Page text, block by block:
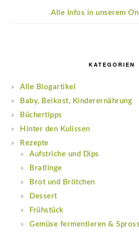
Alle Infos in unserem
KATEGORIEN
Alle Blogartikel
Baby, Beikost, Kinderernährung
Büchertipps
Hinter den Kulissen
Rezepte
Aufstriche und Dips
Bratlinge
Brot und Brötchen
Dessert
Frühstück
Gemüse fermentieren &